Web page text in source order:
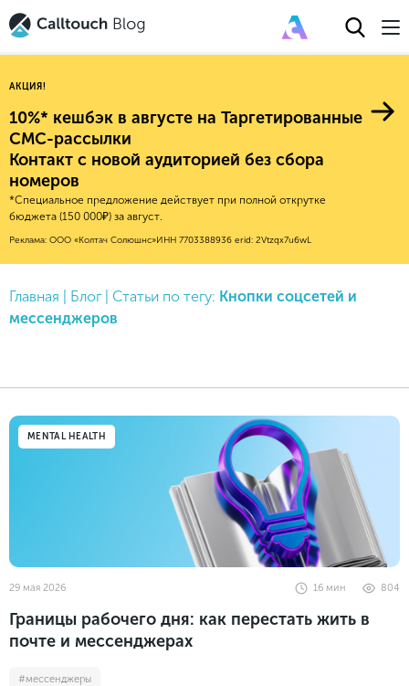
Авторитейл
Финансы
Е-коммерс
Недвижимость
Фитнес
2025
2024
2022
2018
Новые продукты
Эксплейнеры
Обновления продуктов Calltouch
Обучение работы с инструментами
Calltouch
Индекс здоровья российского
бизнеса
Mental Health
Привлечение
Конверсия
Аналитика
Финансы и бухгалтерия
Законы и документы
Старт и идеи
Инструменты и сервисы
Продажи и маркетплейсы
Словарь маркетолога
Тесты
Callday
АКЦИЯ!
10%* кешбэк в августе на Таргетированные
СМС-рассылки
Контакт с новой аудиторией без сбора
номеров
*Специальное предложение действует при полной открутке
бюджета (150 000₽) за август.
Реклама: ООО «Колтач Солюшнс»ИНН 7703388936 erid: 2Vtzqx7u6wL
Главная Блог Статьи по тегу: Кнопки соцсетей и
мессенджеров
MENTAL HEALTH
29 мая 2026 804
16 мин
Границы рабочего дня: как перестать жить в
почте и мессенджерах
#мессенджеры